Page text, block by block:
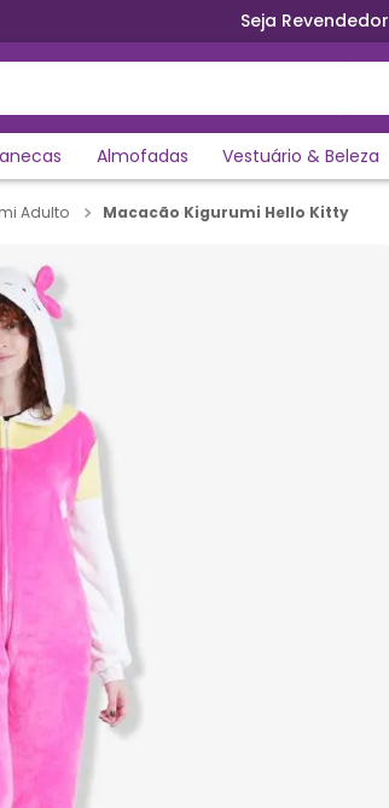
Parcele em até 12x sem jurosSeja Revendedor
Almofadas Vestuário & Beleza
Adulto Macacão Kigurumi Hello Kitty